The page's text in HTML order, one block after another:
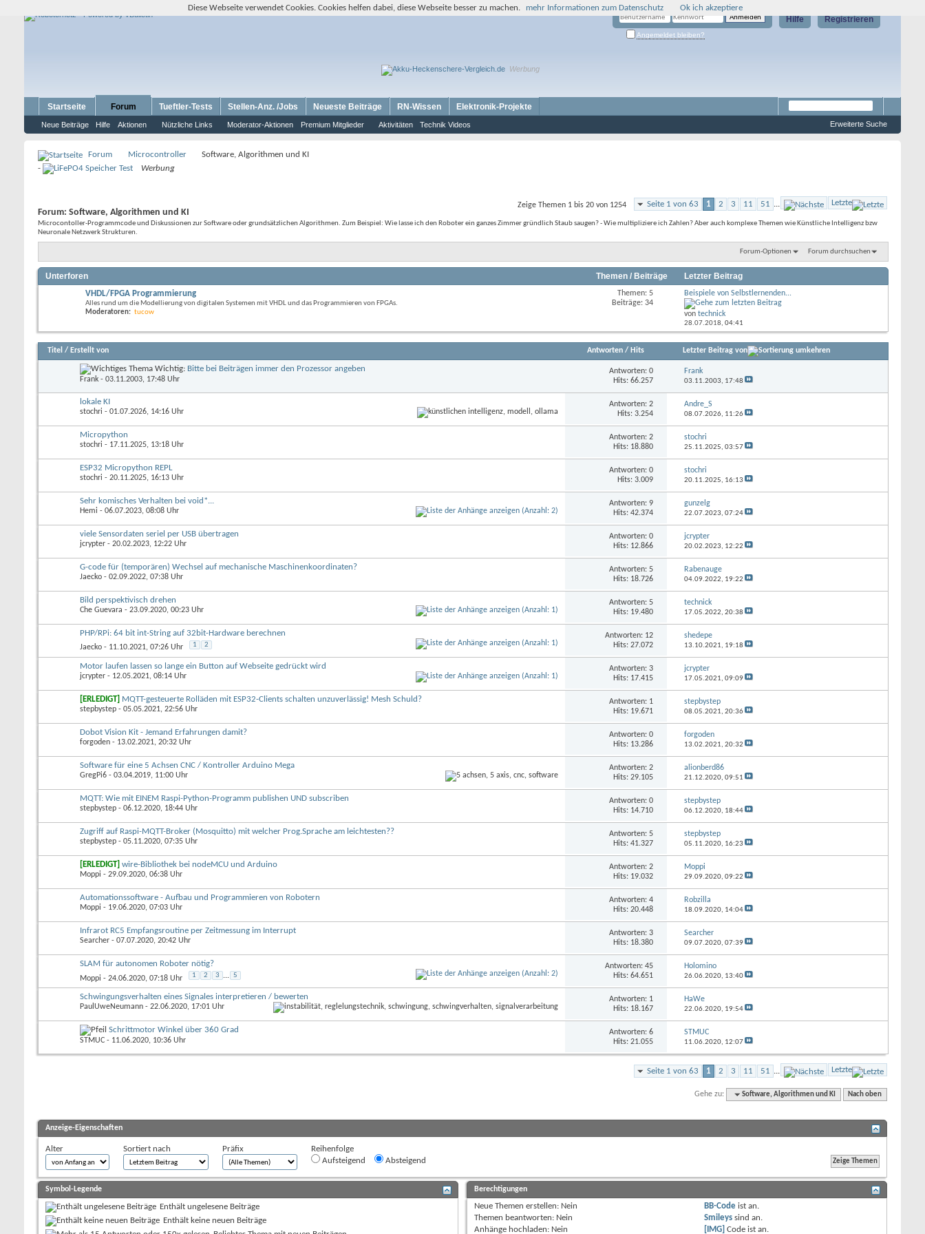
Registrieren
Hilfe
Angemeldet bleiben?
Werbung
Startseite Forum
Neue Beiträge Hilfe Aktionen Nützliche Links Moderator-Aktionen Premium Mitglieder Aktivitäten Technik Videos
Tueftler-Tests Stellen-Anz. /Jobs Neueste Beiträge RN-Wissen Elektronik-Projekte
Erweiterte Suche
Forum Microcontroller
Software, Algorithmen und KI
-
Werbung
Seite 1 von 63 1 2 3 11 51 ... Letzte
Zeige Themen 1 bis 20 von 1254
Forum: Software, Algorithmen und KI
Microcontoller-Programmcode und Diskussionen zur Software oder grundsätzlichen Algorithmen. Zum Beispiel: Wie lasse ich den Roboter ein ganzes Zimmer gründlich Staub saugen? - Wie multipliziere ich Zahlen? Aber auch komplexe Themen wie Künstliche Intelligenz bzw
Neuronale Netzwerk Strukturen.
Forum-Optionen Forum durchsuchen
Unterforen Themen / Beiträge Letzter Beitrag
VHDL/FPGA Programmierung
Alles rund um die Modellierung von digitalen Systemen mit VHDL und das Programmieren von FPGAs.
Moderatoren: tucow
Themen: 5
Beiträge: 34
Beispiele von Selbstlernenden...
von technick
28.07.2018, 04:41
Titel / Erstellt von Antworten/ Hits Letzter Beitrag von
Wichtig: Bitte bei Beiträgen immer den Prozessor angeben
Frank - 03.11.2003, 17:48 Uhr
Antworten: 0
Hits: 66.257
Frank
03.11.2003, 17:48
lokale KI
stochri - 01.07.2026, 14:16 Uhr
Antworten: 2
Hits: 3.254
Andre_S
08.07.2026, 11:26
Micropython
stochri - 17.11.2025, 13:18 Uhr
Antworten: 2
Hits: 18.880
stochri
25.11.2025, 03:57
ESP32 Micropython REPL
stochri - 20.11.2025, 16:13 Uhr
Antworten: 0
Hits: 3.009
stochri
20.11.2025, 16:13
Sehr komisches Verhalten bei void*...
Hemi - 06.07.2023, 08:08 Uhr
Antworten: 9
Hits: 42.374
gunzelg
22.07.2023, 07:24
viele Sensordaten seriel per USB übertragen
jcrypter - 20.02.2023, 12:22 Uhr
Antworten: 0
Hits: 12.866
jcrypter
20.02.2023, 12:22
G-code für (temporären) Wechsel auf mechanische Maschinenkoordinaten?
Jaecko - 02.09.2022, 07:38 Uhr
Antworten: 5
Hits: 18.726
Rabenauge
04.09.2022, 19:22
Bild perspektivisch drehen
Che Guevara - 23.09.2020, 00:23 Uhr
Antworten: 5
Hits: 19.480
technick
17.05.2022, 20:38
PHP/RPi: 64 bit int-String auf 32bit-Hardware berechnen
Jaecko - 11.10.2021, 07:26 Uhr 1 2
Antworten: 12
Hits: 27.072
shedepe
13.10.2021, 19:18
Motor laufen lassen so lange ein Button auf Webseite gedrückt wird
jcrypter - 12.05.2021, 08:14 Uhr
Antworten: 3
Hits: 17.415
jcrypter
17.05.2021, 09:09
[ERLEDIGT] MQTT-gesteuerte Rolläden mit ESP32-Clients schalten unzuverlässig! Mesh Schuld?
stepbystep - 05.05.2021, 22:56 Uhr
Antworten: 1
Hits: 19.671
stepbystep
08.05.2021, 20:36
Dobot Vision Kit - Jemand Erfahrungen damit?
forgoden - 13.02.2021, 20:32 Uhr
Antworten: 0
Hits: 13.286
forgoden
13.02.2021, 20:32
Software für eine 5 Achsen CNC / Kontroller Arduino Mega
GregPi6 - 03.04.2019, 11:00 Uhr
Antworten: 2
Hits: 29.105
alionberd86
21.12.2020, 09:51
MQTT: Wie mit EINEM Raspi-Python-Programm publishen UND subscriben
stepbystep - 06.12.2020, 18:44 Uhr
Antworten: 0
Hits: 14.710
stepbystep
06.12.2020, 18:44
Zugriff auf Raspi-MQTT-Broker (Mosquitto) mit welcher Prog.Sprache am leichtesten??
stepbystep - 05.11.2020, 07:35 Uhr
Antworten: 5
Hits: 41.327
stepbystep
05.11.2020, 16:23
[ERLEDIGT] wire-Bibliothek bei nodeMCU und Arduino
Moppi - 29.09.2020, 06:38 Uhr
Antworten: 2
Hits: 19.032
Moppi
29.09.2020, 09:22
Automationssoftware - Aufbau und Programmieren von Robotern
Moppi - 19.06.2020, 07:03 Uhr
Antworten: 4
Hits: 20.448
Robzilla
18.09.2020, 14:04
Infrarot RC5 Empfangsroutine per Zeitmessung im Interrupt
Searcher - 07.07.2020, 20:42 Uhr
Antworten: 3
Hits: 18.380
Searcher
09.07.2020, 07:39
SLAM für autonomen Roboter nötig?
Moppi - 24.06.2020, 07:18 Uhr 1 2 3 ... 5
Antworten: 45
Hits: 64.651
Holomino
26.06.2020, 13:40
Schwingungsverhalten eines Signales interpretieren / bewerten
PaulUweNeumann - 22.06.2020, 17:01 Uhr
Antworten: 1
Hits: 18.167
HaWe
22.06.2020, 19:54
Schrittmotor Winkel über 360 Grad
STMUC - 11.06.2020, 10:36 Uhr
Antworten: 6
Hits: 21.055
STMUC
11.06.2020, 12:07
Seite 1 von 63 1 2 3 11 51 ... Letzte
Gehe zu: Software, Algorithmen und KI Nach oben
Anzeige-Eigenschaften
Alter Sortiert nach Präfix
Reihenfolge
Aufsteigend
Absteigend
Symbol-Legende
Enthält ungelesene Beiträge
Enthält keine neuen Beiträge
Berechtigungen
Neue Themen erstellen: Nein
Themen beantworten: Nein
Anhänge hochladen: Nein
BB-Code istan.
Smileys sindan.
[IMG] Code istan.
Diese Webseite verwendet Cookies. Cookies helfen dabei, diese Webseite besser zu machen. mehr Informationen zum Datenschutz Ok ich akzeptiere